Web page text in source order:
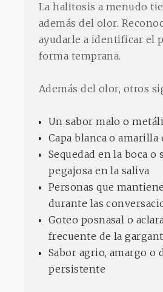
La halitosis a menudo
además del olor.
ayudarle a identificar el
forma temprana.
Además del olor, otros
Un sabor malo o
Capa blanca o amarilla
Sequedad en la boca o
pegajosa en la saliva
Personas que
durante las
Goteo posnasal o
frecuente de la
Sabor agrio, amargo o
persistente